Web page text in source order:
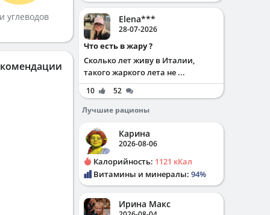
углеводов Elena***
28-07-2026
Что есть в жару ?
Сколько лет живу в Италии,
такого жаркого лета не ...
10
52
Лучшие рационы
Карина
2026-08-06
Калорийность: 1121 кКал
Витамины и минералы: 94%
Ирина Макс